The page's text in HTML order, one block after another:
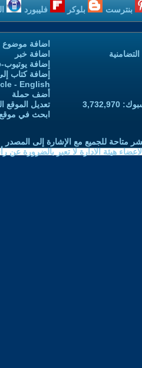
بنترست بلوكر فليبورد
اضافة موضوع
اضافة خبر
إضافة
إضافة كتاب
- English
أضف حملة
تعديل الموقع
ابحث في موقع
متاحة للجميع مع الإشارة إلى المصدر
هيئة الادارة لا تعبر بالضرورة عن